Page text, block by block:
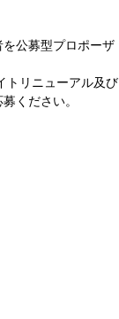
公募型プロポーザ
トリニューアル及び
ください。